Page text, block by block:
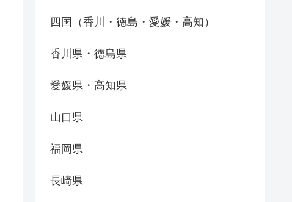
四国（香川・徳島・愛媛・高知）
香川県・徳島県
愛媛県・高知県
山口県
福岡県
長崎県